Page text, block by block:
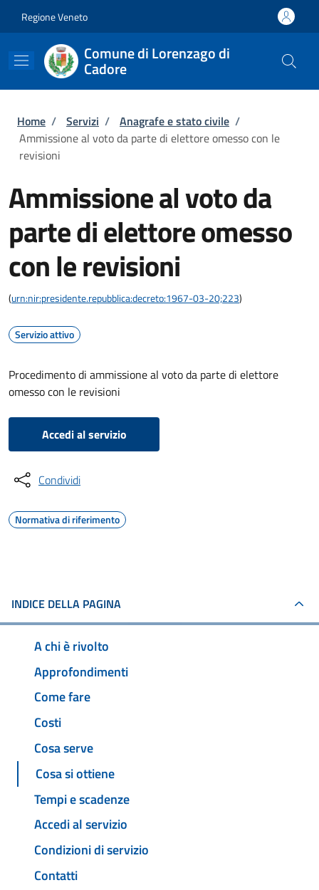
Regione Veneto
Comune di Lorenzago di
Cadore
Briciole di pane
Home / Servizi / Anagrafe e stato civile /
Ammissione al voto da parte di elettore omesso con le
revisioni
Ammissione al voto da
parte di elettore omesso
con le revisioni
(urn:nir:presidente.repubblica:decreto:1967-03-20;223)
Servizio attivo
Procedimento di ammissione al voto da parte di elettore
omesso con le revisioni
Accedi al servizio
Condividi
Normativa di riferimento
INDICE DELLA PAGINA
A chi è rivolto
Approfondimenti
Come fare
Costi
Cosa serve
Cosa si ottiene
Tempi e scadenze
Accedi al servizio
Condizioni di servizio
Contatti